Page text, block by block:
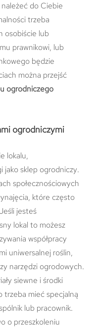
do Ciebie
trzeba
osobiście lub
prawnikowi, lub
będzie
można przejść
ogrodniczego
ogrodniczymi
lokalu,
jako sklep ogrodniczy.
społecznościowych
które często
jesteś
lokal to możesz
współpracy
uniwersalnej roślin,
narzędzi ogrodowych.
siewne i środki
trzeba mieć specjalną
lub pracownik.
o przeszkoleniu